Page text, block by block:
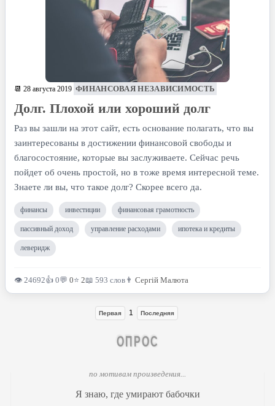
📆 28 августа 2019 ФИНАНСОВАЯ НЕЗАВИСИМОСТЬ
Долг. Плохой или хороший долг
Раз вы зашли на этот сайт, есть основание полагать, что вы
заинтересованы в достижении финансовой свободы и
благосостояние, которые вы заслуживаете. Сейчас речь
пойдет об очень простой, но в тоже время интересной теме.
Знаете ли вы, что такое долг? Скорее всего да.
финансы инвестиции финансовая грамотность
пассивный доход управление расходами ипотека и кредиты
леверидж
👁 24692👍 0💬 0⭐ 2📖 593 слов 👨 Сергій Малюта
Первая 1 Последняя
ОПРОС
по мотивам произведения...
Я знаю, где умирают бабочки